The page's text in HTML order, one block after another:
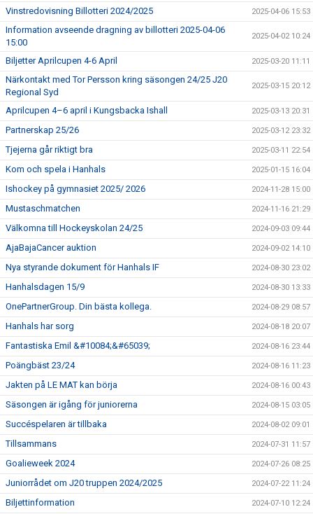
Vinstredovisning Billotteri 2024/2025 2025-04-06 15:53
Information avseende dragning av billotteri 2025-04-06
15:00
2025-04-02 10:24
Biljetter Aprilcupen 4-6 April 2025-03-20 11:11
Närkontakt med Tor Persson kring säsongen 24/25 J20
Regional Syd
2025-03-15 20:12
Aprilcupen 4–6 april i Kungsbacka Ishall 2025-03-13 20:31
Partnerskap 25/26 2025-03-12 23:32
Tjejerna går riktigt bra 2025-03-11 22:54
Kom och spela i Hanhals 2025-01-15 16:04
Ishockey på gymnasiet 2025/ 2026 2024-11-28 15:00
Mustaschmatchen 2024-11-16 21:29
Välkomna till Hockeyskolan 24/25 2024-09-03 09:44
AjaBajaCancer auktion 2024-09-02 14:10
Nya styrande dokument för Hanhals IF 2024-08-30 23:02
Hanhalsdagen 15/9 2024-08-30 13:33
OnePartnerGroup. Din bästa kollega. 2024-08-29 08:57
Hanhals har sorg 2024-08-18 20:07
Fantastiska Emil &#10084;&#65039; 2024-08-16 23:44
Poängbäst 23/24 2024-08-16 11:23
Jakten på LE MAT kan börja 2024-08-16 00:43
Säsongen är igång för juniorerna 2024-08-15 03:05
Succéspelaren är tillbaka 2024-08-02 09:01
Tillsammans 2024-07-31 11:57
Goalieweek 2024 2024-07-26 08:25
Juniorrådet om J20 truppen 2024/2025 2024-07-22 11:24
Biljettinformation 2024-07-10 12:24